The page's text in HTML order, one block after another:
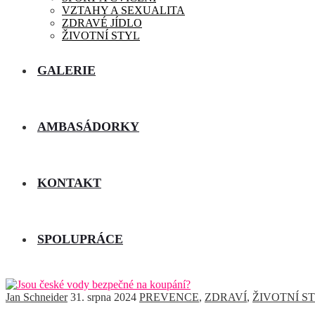
VZTAHY A SEXUALITA
ZDRAVÉ JÍDLO
ŽIVOTNÍ STYL
GALERIE
AMBASÁDORKY
KONTAKT
SPOLUPRÁCE
Jan Schneider 31. srpna 2024 PREVENCE, ZDRAVÍ, ŽIVOTNÍ